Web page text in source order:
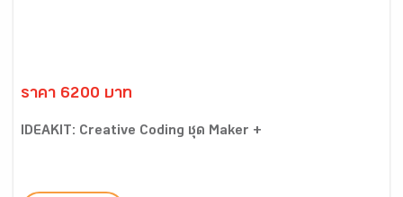
ราคา 6200 บาท
IDEAKIT: Creative Coding ชุด Maker +